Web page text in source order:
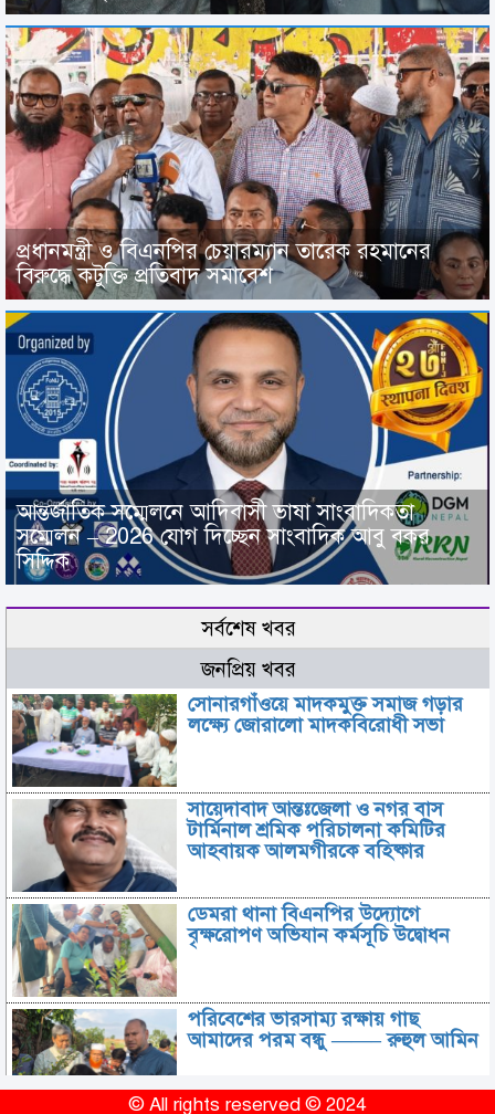
প্রধানমন্ত্রী ও বিএনপির চেয়ারম্যান তারেক রহমানের
বিরুদ্ধে কটুক্তি প্রতিবাদ সমাবেশ
আন্তর্জাতিক সম্মেলনে আদিবাসী ভাষা সাংবাদিকতা
সম্মেলন – 2026 যোগ দিচ্ছেন সাংবাদিক আবু বকর
সিদ্দিক
সর্বশেষ খবর
জনপ্রিয় খবর
সোনারগাঁওয়ে মাদকমুক্ত সমাজ গড়ার
লক্ষ্যে জোরালো মাদকবিরোধী সভা
সায়েদাবাদ আন্তঃজেলা ও নগর বাস
টার্মিনাল শ্রমিক পরিচালনা কমিটির
আহবায়ক আলমগীরকে বহিষ্কার
ডেমরা থানা বিএনপির উদ্যোগে
বৃক্ষরোপণ অভিযান কর্মসূচি উদ্বোধন
পরিবেশের ভারসাম্য রক্ষায় গাছ
আমাদের পরম বন্ধু ——– রুহুল আমিন
© All rights reserved © 2024